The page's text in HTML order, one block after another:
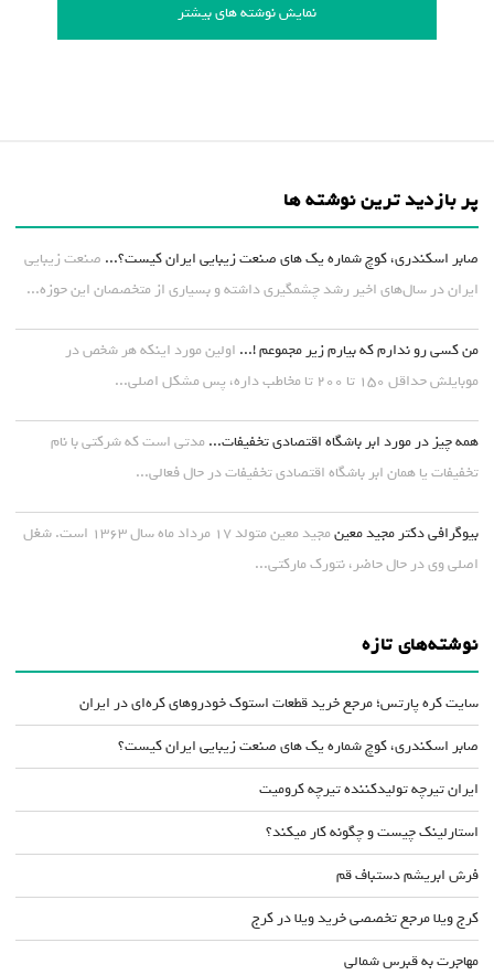
نمایش نوشته های بیشتر
پر بازدید ترین نوشته ها
صابر اسکندری، کوچ شماره یک های صنعت زیبایی ایران کیست؟... صنعت زیبایی
ایران در سال‌های اخیر رشد چشمگیری داشته و بسیاری از متخصصان این حوزه...
من کسی رو ندارم که بیارم زیر مجموعم !... اولین مورد اینکه هر شخص در
موبایلش حداقل ۱۵۰ تا ۲۰۰ تا مخاطب داره، پس مشکل اصلی...
همه چیز در مورد ابر باشگاه اقتصادی تخفیفات... مدتی است که شرکتی با نام
تخفیفات یا همان ابر باشگاه اقتصادی تخفیفات در حال فعالی...
بیوگرافی دکتر مجید معین
مجید معین متولد ۱۷ مرداد ماه سال ۱۳۶۳ است. شغل
اصلی وی در حال حاضر، نتورک مارکتی...
نوشته‌های تازه
سایت کره پارتس؛ مرجع خرید قطعات استوک خودروهای کره‌ای در ایران
صابر اسکندری، کوچ شماره یک های صنعت زیبایی ایران کیست؟
ایران تیرچه تولیدکننده تیرچه کرومیت
استارلینک چیست و چگونه کار میکند؟
فرش ابریشم دستباف قم
کرج ویلا مرجع تخصصی خرید ویلا در کرج
مهاجرت به قبرس شمالی